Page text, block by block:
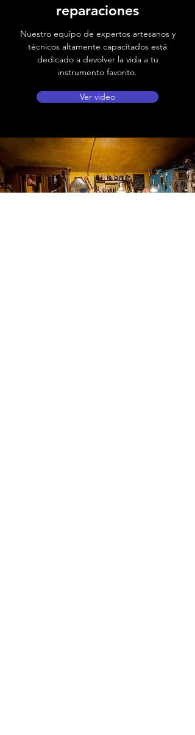
reparaciones
Nuestro equipo de expertos artesanos y
técnicos altamente capacitados está
dedicado a devolver la vida a tu
instrumento favorito.
Ver video